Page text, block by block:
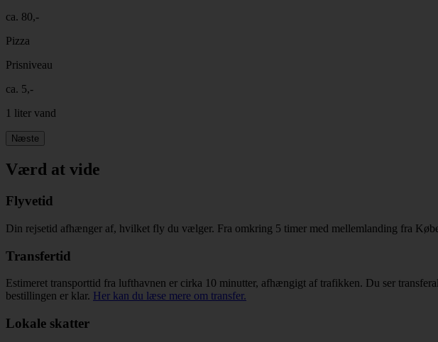
ca. 80,-
Pizza
Prisniveau
ca. 5,-
1 liter vand
Næste
Værd at vide
Flyvetid
Din rejsetid afhænger af, hvilket fly du vælger. Fra omkring 5 timer med mellemlanding fra
Transfertid
Estimeret transporttid fra lufthavnen er cirka 10 minutter, afhængigt af trafikken. Du ser
bestillingen er klar. Her kan du læse mere om transfer.
Lokale skatter